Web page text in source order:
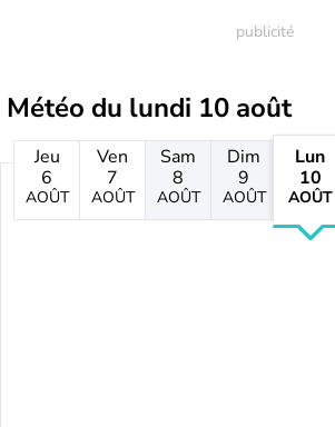
Météo du lundi 10 août
Jeu
6
AOÛT
Ven
7
AOÛT
Sam
8
AOÛT
Dim
9
AOÛT
Lun
10
AOÛT